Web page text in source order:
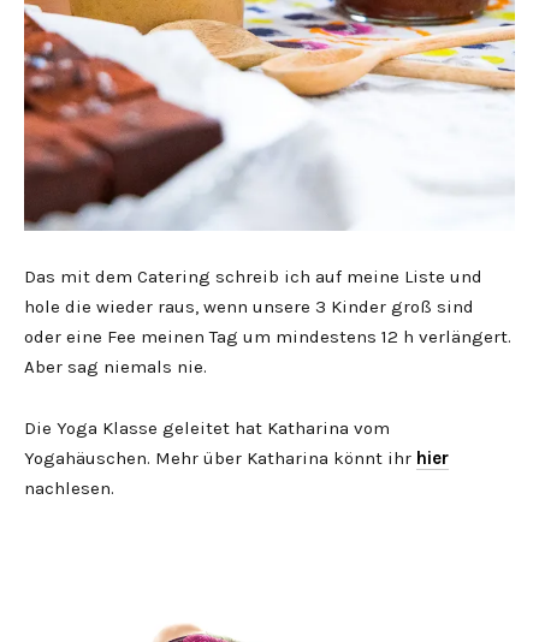
Das mit dem Catering schreib ich auf meine Liste und
hole die wieder raus, wenn unsere 3 Kinder groß sind
oder eine Fee meinen Tag um mindestens 12 h verlängert.
Aber sag niemals nie.
Die Yoga Klasse geleitet hat Katharina vom
Yogahäuschen. Mehr über Katharina könnt ihr hier
nachlesen.